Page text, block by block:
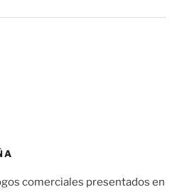
comerciales presentados en